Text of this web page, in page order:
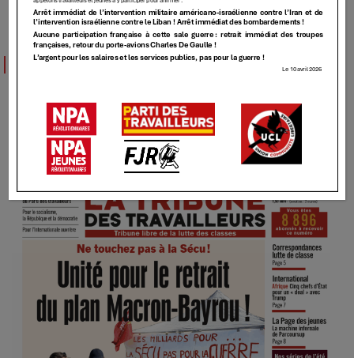
TT – 500 – [Unité pour le retrait du plan
Elundmin 23 JUILLET 2025